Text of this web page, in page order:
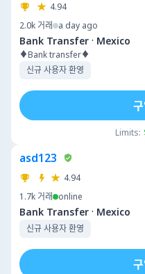
4.94
2.0k 거래 a day ago
Bank Transfer · Mexico
♦️Bank transfer♦️
신규 사용자 환영
Limits:
asd123
4.94
1.7k 거래 online
Bank Transfer · Mexico
신규 사용자 환영